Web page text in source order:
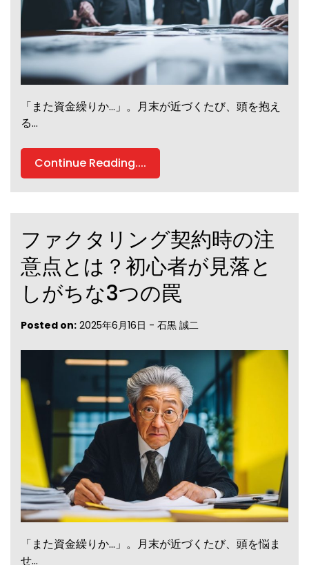
「また資金繰りか…」。月末が近づくたび、頭を抱え
る…
Continue Reading....
ファクタリング契約時の注
意点とは？初心者が見落と
しがちな3つの罠
Posted on: 2025年6月16日 - 石黒 誠二
「また資金繰りか…」。月末が近づくたび、頭を悩ま
せ…